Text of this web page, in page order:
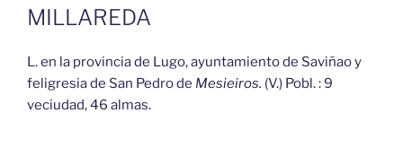
EL
MILLAREDA
L. en la provincia de Lugo, ayuntamiento de Saviñao y
feligresia de San Pedro de Mesieiros. (V.) Pobl. : 9
veciudad, 46 almas.